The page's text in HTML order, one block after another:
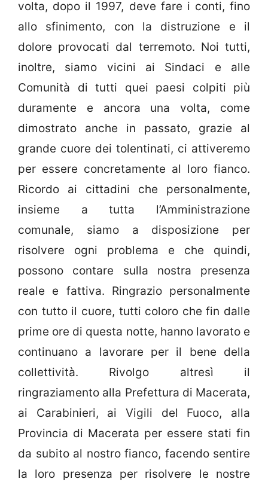
volta, dopo il 1997, deve fare i conti, fino
allo sfinimento, con la distruzione e il
dolore provocati dal terremoto. Noi tutti,
inoltre, siamo vicini ai Sindaci e alle
Comunità di tutti quei paesi colpiti più
duramente e ancora una volta, come
dimostrato anche in passato, grazie al
grande cuore dei tolentinati, ci attiveremo
per essere concretamente al loro fianco.
Ricordo ai cittadini che personalmente,
insieme a tutta l’Amministrazione
comunale, siamo a disposizione per
risolvere ogni problema e che quindi,
possono contare sulla nostra presenza
reale e fattiva. Ringrazio personalmente
con tutto il cuore, tutti coloro che fin dalle
prime ore di questa notte, hanno lavorato e
continuano a lavorare per il bene della
collettività. Rivolgo altresì il
ringraziamento alla Prefettura di Macerata,
ai Carabinieri, ai Vigili del Fuoco, alla
Provincia di Macerata per essere stati fin
da subito al nostro fianco, facendo sentire
la loro presenza per risolvere le nostre